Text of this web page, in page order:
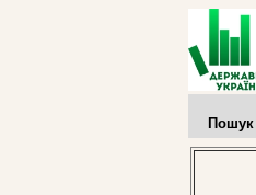
Пошук